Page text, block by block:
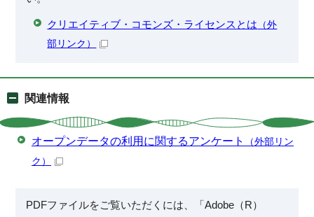
クリエイティブ・コモンズ・ライセンスとは （外
部リンク）
関連情報
オープンデータの利用に関するアンケート
（外部リン
ク）
PDFファイルをご覧いただくには、「Adobe（R）